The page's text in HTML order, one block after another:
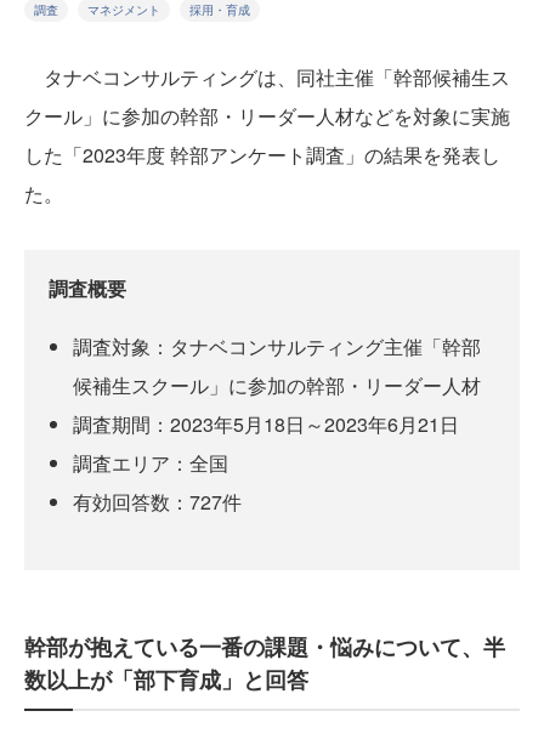
調査 マネジメント 採用・育成
タナベコンサルティングは、同社主催「幹部候補生ス
クール」に参加の幹部・リーダー人材などを対象に実施
した「2023年度 幹部アンケート調査」の結果を発表し
た。
調査概要
調査対象：タナベコンサルティング主催「幹部
候補生スクール」に参加の幹部・リーダー人材
調査期間：2023年5月18日～2023年6月21日
調査エリア：全国
有効回答数：727件
幹部が抱えている一番の課題・悩みについて、半
数以上が「部下育成」と回答